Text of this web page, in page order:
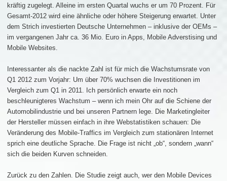
kräftig zugelegt. Alleine im ersten Quartal wuchs er um 70 Prozent. Für
Gesamt-2012 wird eine ähnliche oder höhere Steigerung erwartet. Unter
dem Strich investierten Deutsche Unternehmen – inklusive der OEMs –
im vergangenen Jahr ca. 36 Mio. Euro in Apps, Mobile Adverstising und
Mobile Websites.
Interessanter als die nackte Zahl ist für mich die Wachstumsrate von
Q1 2012 zum Vorjahr: Um über 70% wuchsen die Investitionen im
Vergleich zum Q1 in 2011. Ich persönlich erwarte ein noch
beschleunigteres Wachstum – wenn ich mein Ohr auf die Schiene der
Automobilindustrie und bei unseren Partnern lege. Die Marketingleiter
der Hersteller müssen einfach in ihre Webstatistiken schauen: Die
Veränderung des Mobile-Traffics im Vergleich zum stationären Internet
sprich eine deutliche Sprache. Die Frage ist nicht „ob“, sondern „wann“
sich die beiden Kurven schneiden.
Zurück zu den Zahlen. Die Studie zeigt auch, wer den Mobile Devices